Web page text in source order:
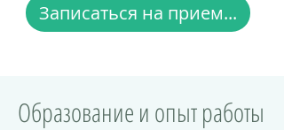
Записаться на прием...
Образование и опыт работы